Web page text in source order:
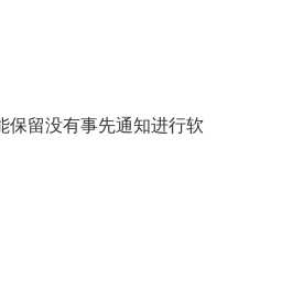
保留没有事先通知进行软